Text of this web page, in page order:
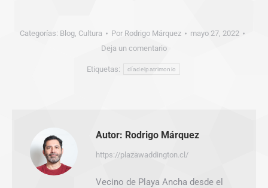
Categorías: Blog, Cultura Por Rodrigo Márquez
mayo 27, 2022
Deja un comentario
Etiquetas: díadelpatrimonio
Autor: Rodrigo Márquez
https://plazawaddington.cl/
Vecino de Playa Ancha desde el